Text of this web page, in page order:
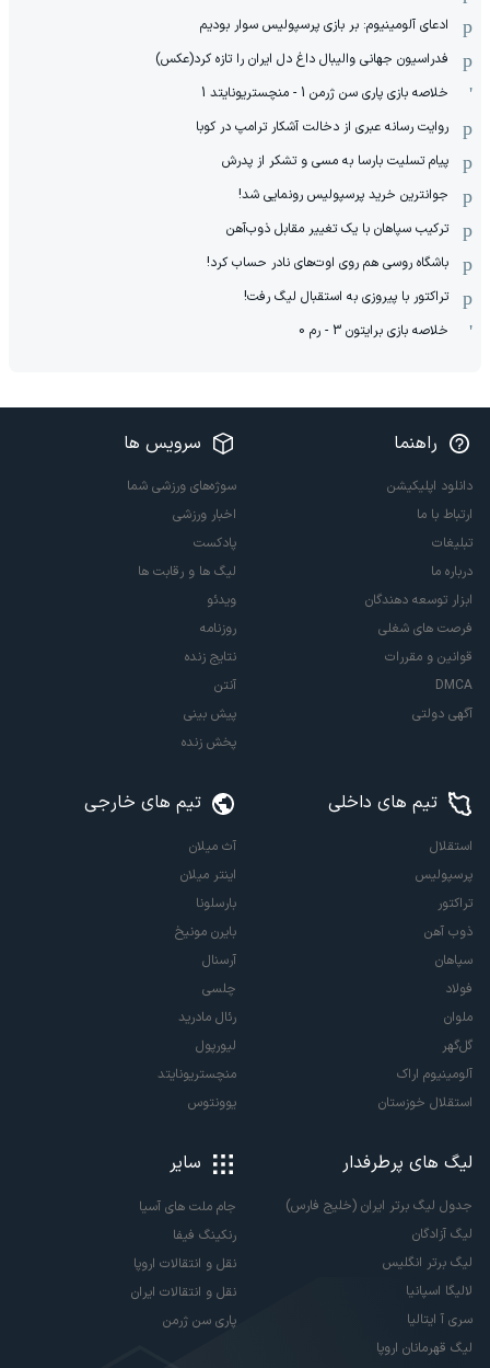
ادعای آلومینیوم: بر بازی پرسپولیس سوار بودیم
فدراسیون جهانی والیبال داغ دل ایران را تازه کرد(عکس)
خلاصه بازی پاری سن ژرمن 1 - منچستریونایتد 1
روایت رسانه عبری از دخالت آشکار ترامپ در کوبا
پیام تسلیت بارسا به مسی و تشکر از پدرش
جوانترین خرید پرسپولیس رونمایی شد!
ترکیب سپاهان با یک تغییر مقابل ذوب‌آهن
باشگاه روسی هم روی اوت‌های نادر حساب کرد!
تراکتور با پیروزی به استقبال لیگ رفت!
خلاصه بازی برایتون 3 - رم 0
راهنما
دانلود اپلیکیشن
ارتباط با ما
تبلیغات
درباره ما
ابزار توسعه دهندگان
فرصت های شغلی
قوانین و مقررات
DMCA
آگهی دولتی
سرویس ها
سوژه‌های ورزشی شما
اخبار ورزشی
پادکست
لیگ ها و رقابت ها
ویدئو
روزنامه
نتایج زنده
آنتن
پیش بینی
پخش زنده
تیم های داخلی
استقلال
پرسپولیس
تراکتور
ذوب آهن
سپاهان
فولاد
ملوان
گل‌گهر
آلومینیوم اراک
استقلال خوزستان
تیم های خارجی
آث میلان
اینتر میلان
بارسلونا
بایرن مونیخ
آرسنال
چلسی
رئال مادرید
لیورپول
منچستریونایتد
یوونتوس
لیگ های پرطرفدار
جدول لیگ برتر ایران (خلیج فارس)
لیگ آزادگان
لیگ برتر انگلیس
لالیگا اسپانیا
سری آ ایتالیا
لیگ قهرمانان اروپا
سایر
جام ملت های آسیا
رنکینگ فیفا
نقل و انتقالات اروپا
نقل و انتقالات ایران
پاری سن ژرمن